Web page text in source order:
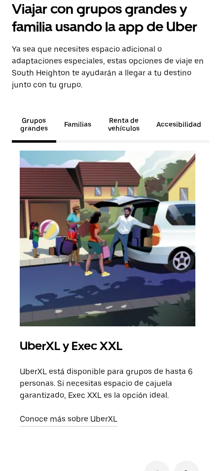
Viajar con grupos grandes y
familia usando la app de Uber
Ya sea que necesites espacio adicional o
adaptaciones especiales, estas opciones de viaje en
South Heighton te ayudarán a llegar a tu destino
junto con tu grupo.
Grupos
grandes
Familias
Renta de
vehículos
Accesibilidad
UberXL y Exec XXL
UberXL está disponible para grupos de hasta 6
personas. Si necesitas espacio de cajuela
garantizado, Exec XXL es la opción ideal.
Conoce más sobre UberXL